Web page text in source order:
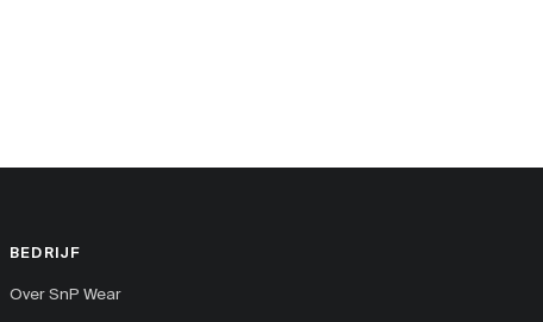
BEDRIJF
Over SnP Wear